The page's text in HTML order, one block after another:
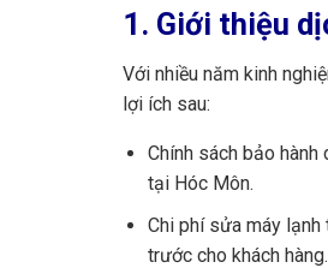
1. Giới thiệu
Với nhiều năm kinh
lợi ích sau:
Chính sách bảo
tại Hóc Môn.
Chi phí sửa máy
trước cho khách hàng.